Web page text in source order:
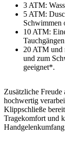
3 ATM:
5 ATM:
Schwimmen
10 ATM:
20 ATM und
und zum
geeignet*.
Zusätzliche
hochwertig
Klippschließe
Tragekomfort und